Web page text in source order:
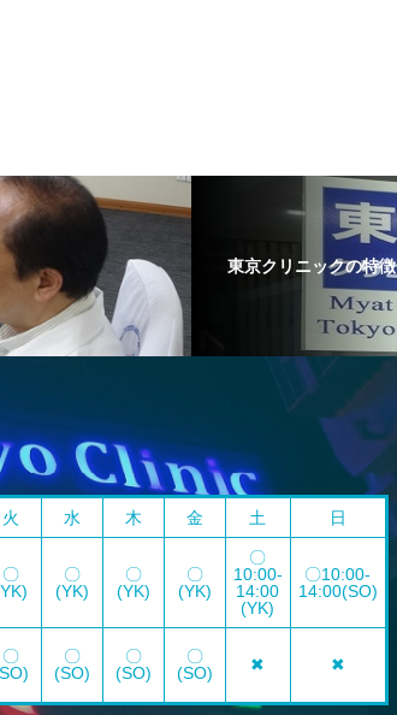
東京クリニックの特徴
火 水 木 金 土 日
〇
〇
(YK)
〇
(YK)
〇
(YK)
〇
10:00-
14:00
(YK)
〇10:00-
14:00(SO)
〇
〇
(SO)
〇
(SO)
〇
(SO)
✖ ✖